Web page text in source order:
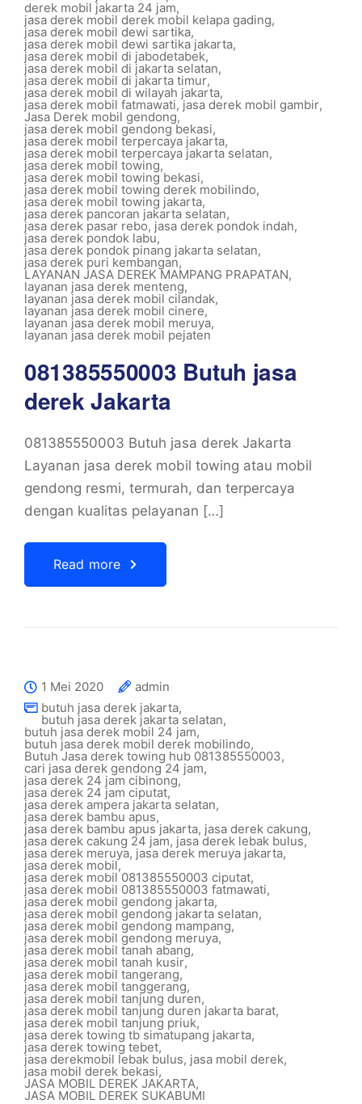
derek mobil jakarta 24 jam,
jasa derek mobil derek mobil kelapa gading,
jasa derek mobil dewi sartika,
jasa derek mobil dewi sartika jakarta,
jasa derek mobil di jabodetabek,
jasa derek mobil di jakarta selatan,
jasa derek mobil di jakarta timur,
jasa derek mobil di wilayah jakarta,
jasa derek mobil fatmawati,jasa derek mobil gambir,
Jasa Derek mobil gendong,
jasa derek mobil gendong bekasi,
jasa derek mobil terpercaya jakarta,
jasa derek mobil terpercaya jakarta selatan,
jasa derek mobil towing,
jasa derek mobil towing bekasi,
jasa derek mobil towing derek mobilindo,
jasa derek mobil towing jakarta,
jasa derek pancoran jakarta selatan,
jasa derek pasar rebo, jasa derek pondok indah,
jasa derek pondok labu,
jasa derek pondok pinang jakarta selatan,
jasa derek puri kembangan,
LAYANAN JASA DEREK MAMPANG PRAPATAN,
layanan jasa derek menteng,
layanan jasa derek mobil cilandak,
layanan jasa derek mobil cinere,
layanan jasa derek mobil meruya,
layanan jasa derek mobil pejaten
081385550003 Butuh jasa
derek Jakarta
081385550003 Butuh jasa derek Jakarta
Layanan jasa derek mobil towing atau mobil
gendong resmi, termurah, dan terpercaya
dengan kualitas pelayanan […]
Read more
1 Mei 2020
admin
butuh jasa derek jakarta,
butuh jasa derek jakarta selatan,
butuh jasa derek mobil 24 jam,
butuh jasa derek mobil derek mobilindo,
Butuh Jasa derek towing hub 081385550003,
cari jasa derek gendong 24 jam,
jasa derek 24 jam cibinong,
jasa derek 24 jam ciputat,
jasa derek ampera jakarta selatan,
jasa derek bambu apus,
jasa derek bambu apus jakarta, jasa derek cakung,
jasa derek cakung 24 jam, jasa derek lebak bulus,
jasa derek meruya, jasa derek meruya jakarta,
jasa derek mobil,
jasa derek mobil 081385550003 ciputat,
jasa derek mobil 081385550003 fatmawati,
jasa derek mobil gendong jakarta,
jasa derek mobil gendong jakarta selatan,
jasa derek mobil gendong mampang,
jasa derek mobil gendong meruya,
jasa derek mobil tanah abang,
jasa derek mobil tanah kusir,
jasa derek mobil tangerang,
jasa derek mobil tanggerang,
jasa derek mobil tanjung duren,
jasa derek mobil tanjung duren jakarta barat,
jasa derek mobil tanjung priuk,
jasa derek towing tb simatupang jakarta,
jasa derek towing tebet,
jasa derekmobil lebak bulus, jasa mobil derek,
jasa mobil derek bekasi,
JASA MOBIL DEREK JAKARTA,
JASA MOBIL DEREK SUKABUMI